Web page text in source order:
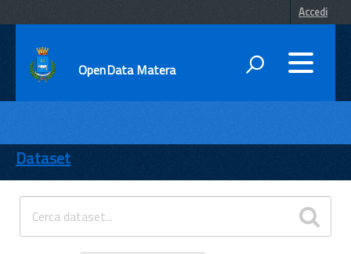
Accedi
OpenData Matera
ENTI
TEMI
INFORMAZIONI
Dataset